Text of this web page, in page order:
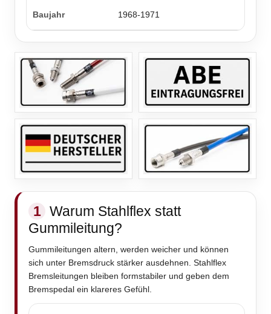
1968-1971
1 Warum Stahlflex statt
Gummileitung?
Gummileitungen altern, werden weicher und können
sich unter Bremsdruck stärker ausdehnen. Stahlflex
Bremsleitungen bleiben formstabiler und geben dem
Bremspedal ein klareres Gefühl.